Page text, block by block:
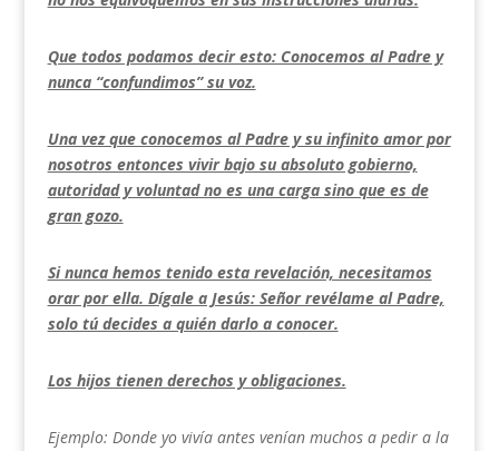
Que todos podamos decir esto: Conocemos al Padre y
nunca “confundimos” su voz.
Una vez que conocemos al Padre y su infinito amor por
nosotros entonces vivir bajo su absoluto gobierno,
autoridad y voluntad no es una carga sino que es de
gran gozo.
Si nunca hemos tenido esta revelación, necesitamos
orar por ella. Dígale a Jesús: Señor revélame al Padre,
solo tú decides a quién darlo a conocer.
Los hijos tienen derechos y obligaciones.
Ejemplo: Donde yo vivía antes venían muchos a pedir a la